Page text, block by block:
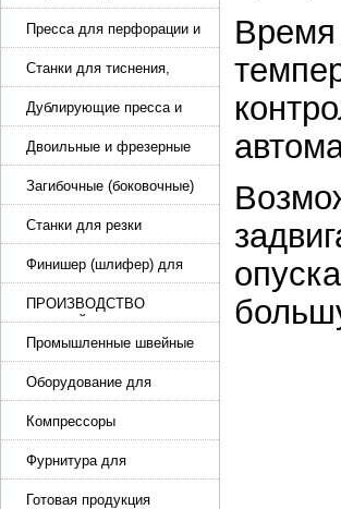
покрасочные камеры
Пресса для перфорации и
тиснения
Станки для тиснения,
нанесения логотипа и
нумераторы
Дублирующие пресса и
утюги для разглаживания
кожи
Двоильные и фрезерные
машины для слоения и
фрезерования кожи
Загибочные (боковочные)
машины для стельки,
кошельков, сумок
Станки для резки
кожи.Станки для резки
стропы
Финишер (шлифер) для
обуви
ПРОИЗВОДСТВО
РЕМНЕЙ, СУМОК,
КОЖГАЛАНТЕРЕИ
Промышленные швейные
машины для кожи, обуви
Оборудование для
производства и резки
эластичной ленты и стропы
Компрессоры
Фурнитура для
производства ремней
Готовая продукция